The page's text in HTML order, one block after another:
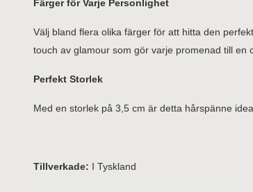
Färger för Varje Personlighet
Välj bland flera olika färger för att hitta den
touch av glamour som gör varje promenad till en
Perfekt Storlek
Med en storlek på 3,5 cm är detta hårspänne
Tillverkade: I Tyskland